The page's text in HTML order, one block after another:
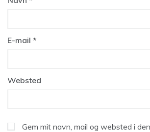
E-mail *
Websted
Gem mit navn, mail og websted i